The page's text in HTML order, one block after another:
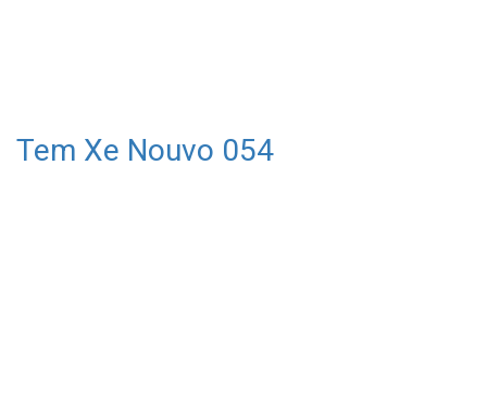
Tem Xe Nouvo 054